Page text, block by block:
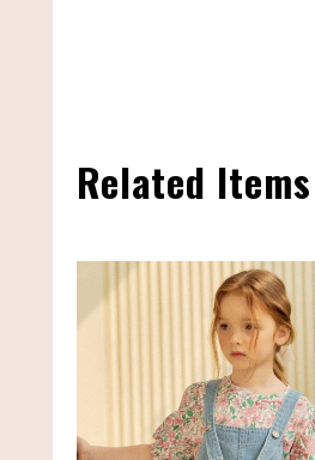
Related Items